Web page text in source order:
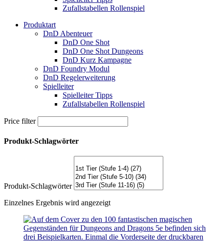
Zufallstabellen Rollenspiel
Produktart
DnD Abenteuer
DnD One Shot
DnD One Shot Dungeons
DnD Kurz Kampagne
DnD Foundry Modul
DnD Regelerweiterung
Spielleiter
Spielleiter Tipps
Zufallstabellen Rollenspiel
Price filter
Produkt-Schlagwörter
Produkt-Schlagwörter
Einzelnes Ergebnis wird angezeigt